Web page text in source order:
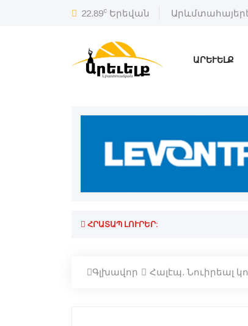
22.89c Երեվան
ԱՐԵՒԵԼՔ
ՀՐԱՏԱՊ ԼՈՒՐԵՐ:
Գլխավոր Հալէպ. Նուիրեալ